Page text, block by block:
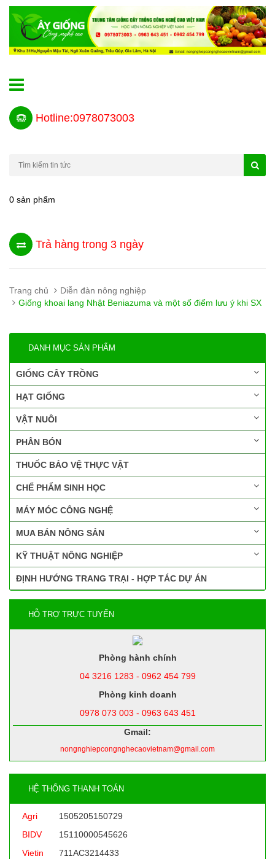
Hotline:0978073003
0 sản phẩm
Trả hàng trong 3 ngày
Trang chủ
Diễn đàn nông nghiệp
Giống khoai lang Nhật Beniazuma và một số điểm lưu ý khi SX
DANH MỤC SẢN PHẨM
GIỐNG CÂY TRỒNG
HẠT GIỐNG
VẬT NUÔI
PHÂN BÓN
THUỐC BẢO VỆ THỰC VẬT
CHẾ PHẨM SINH HỌC
MÁY MÓC CÔNG NGHỆ
MUA BÁN NÔNG SẢN
KỸ THUẬT NÔNG NGHIỆP
ĐỊNH HƯỚNG TRANG TRẠI - HỢP TÁC DỰ ÁN
HỖ TRỢ TRỰC TUYẾN
Phòng hành chính
04 3216 1283 - 0962 454 799
Phòng kinh doanh
0978 073 003 - 0963 643 451
Gmail:
nongnghiepcongnghecaovietnam@gmail.com
HỆ THỐNG THANH TOÁN
Agri
1505205150729
BIDV
15110000545626
Vietin
711AC3214433